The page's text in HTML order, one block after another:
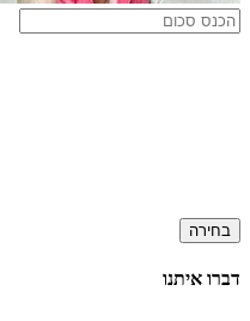
בחירה
דברו איתנו